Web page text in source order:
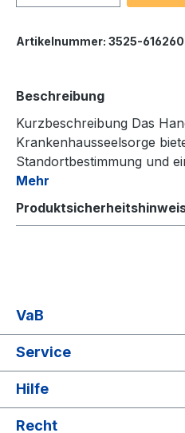
Artikelnummer: 3525-616260
Beschreibung
Kurzbeschreibung Das
Krankenhausseelsorge
Standortbestimmung und
Mehr
VaB
Service
Hilfe
Recht